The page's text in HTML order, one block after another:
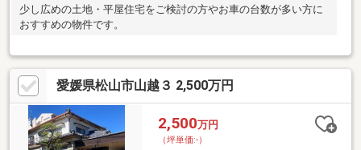
少し広めの土地・平屋住宅をご検討の方やお車の台数が多い方に
おすすめの物件です。
愛媛県松山市山越３ 2,500万円
2,500万円
（坪単価:-）